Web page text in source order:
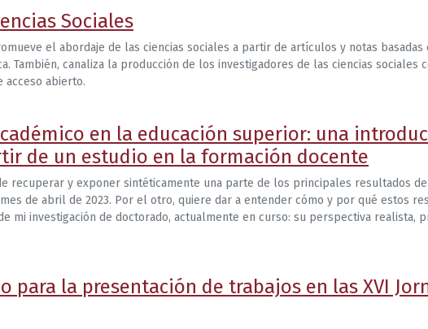
Sociales
el abordaje de las ciencias sociales a partir de artículos y notas
También, canaliza la producción de los investigadores de las ciencias sociales
acceso abierto.
en la educación superior: una
de un estudio en la formación docente
recuperar y exponer sintéticamente una parte de los principales resultados
de abril de 2023. Por el otro, quiere dar a entender cómo y por qué estos
mi investigación de doctorado, actualmente en curso: su perspectiva realista,
para la presentación de trabajos en las XVI